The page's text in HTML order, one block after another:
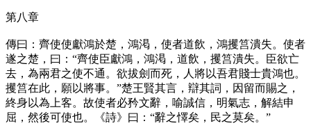
第八章
傳曰：齊使使獻鴻於楚，鴻渇，使者道飲，鴻攫筥潰失。使者
遂之楚，曰：“齊使臣獻鴻，鴻渇，道飲，攫筥潰失。臣欲亡
去，為兩君之使不通。欲拔劍而死，人將以吾君賤士貴鴻也。
攫筥在此，願以將事。”楚王賢其言，辯其詞，因留而賜之，
終身以為上客。故使者必矜文辭，喻誠信，明氣志，解結申
屈，然後可使也。《詩》曰：“辭之懌矣，民之莫矣。”